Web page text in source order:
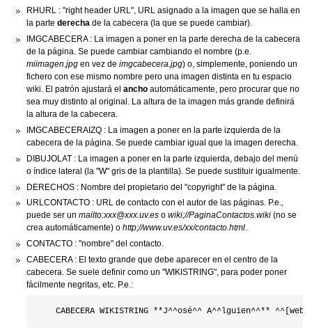
RHURL : "right header URL", URL asignado a la imagen que se halla en
la parte derechade la cabecera (la que se puede cambiar).
IMGCABECERA : La imagen a poner en la parte derecha de la cabecera
de la página. Se puede cambiar cambiando el nombre (p.e.
miimagen.jpgen vez de imgcabecera.jpg) o, simplemente, poniendo un
fichero con ese mismo nombre pero una imagen distinta en tu espacio
wiki. El patrón ajustará el anchoautomáticamente, pero procurar que no
sea muy distinto al original. La altura de la imagen más grande definirá
la altura de la cabecera.
IMGCABECERAIZQ : La imagen a poner en la parte izquierda de la
cabecera de la página. Se puede cambiar igual que la imagen derecha.
DIBUJOLAT : La imagen a poner en la parte izquierda, debajo del menú
o índice lateral (la "W" gris de la plantilla). Se puede sustituir igualmente.
DERECHOS : Nombre del propietario del "copyright" de la página.
URLCONTACTO : URL de contacto con el autor de las páginas. P.e.,
puede ser un mailto:xxx@xxx.uv.eso wiki;//PaginaContactos.wiki(no se
crea automáticamente) o http;//www.uv.es/xx/contacto.html.
CONTACTO : "nombre" del contacto.
CABECERA : El texto grande que debe aparecer en el centro de la
cabecera. Se suele definir como un "WIKISTRING", para poder poner
fácilmente negritas, etc. P.e.: